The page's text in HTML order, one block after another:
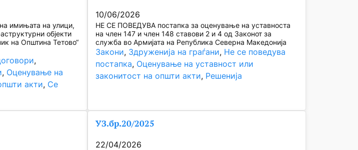
имињата на улици,
објекти
на Општина Тетово“
, Оценување на
акти, Се
10/06/2026
НЕ СЕ ПОВЕДУВА постапка за оценување на уставноста
на член 147 и член 148 ставови 2 и 4 од Законот за
служба во Армијата на Република Северна Македонија
Закони, Здруженија на граѓани, Не се поведува
постапка, Оценување на уставност или
законитост на општи акти, Решенија
УЗ.бр.20/2025
22/04/2026